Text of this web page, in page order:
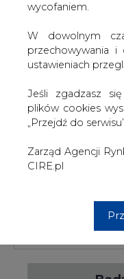
Podając adres e-
na otrzymywanie
postaci
Warszawie.
przez nas